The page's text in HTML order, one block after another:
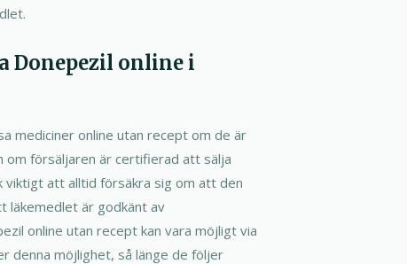
Donepezil online i
mediciner online utan recept om de är
om försäljaren är certifierad att sälja
viktigt att alltid försäkra sig om att den
läkemedlet är godkänt av
online utan recept kan vara möjligt via
denna möjlighet, så länge de följer